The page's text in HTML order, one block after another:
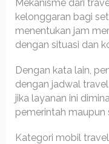
Mekanisme dari
kelonggaran bagi
menentukan jam
dengan situasi dan
Dengan kata lain,
dengan jadwal
jika layanan ini
pemerintah maupun
Kategori mobil